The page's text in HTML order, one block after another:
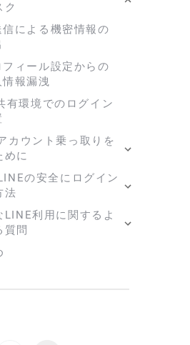
ク
信による機密情報の
フィール設定からの
情報漏洩
有環境でのログイン
カウント乗っ取りを
めに
の安全にログイン
法
LINE利用に関するよ
質問